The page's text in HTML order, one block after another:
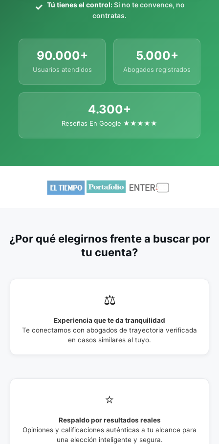
Tú tienes el control:Si no te convence, no
contratas.
90.000+
Usuarios atendidos
5.000+
Abogados registrados
4.300+
Reseñas En Google ★★★★★
¿Por qué elegirnos frente a buscar por
tu cuenta?
⚖️
Experiencia que te da tranquilidad
Te conectamos con abogados de trayectoria verificada
en casos similares al tuyo.
⭐
Respaldo por resultados reales
Opiniones y calificaciones auténticas a tu alcance para
una elección inteligente y segura.